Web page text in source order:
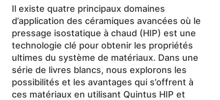
Il existe quatre principaux domaines
d’application des céramiques avancées où le
pressage isostatique à chaud (HIP) est une
technologie clé pour obtenir les propriétés
ultimes du système de matériaux. Dans une
série de livres blancs, nous explorons les
possibilités et les avantages qui s’offrent à
ces matériaux en utilisant Quintus HIP et